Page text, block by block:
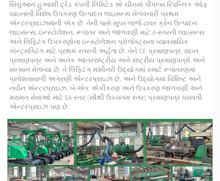
સિચુઆન હુઆશી ટ્રેડ કંપની લિમિટેડ એ ચીનમાં પીપલ્સ રિપબ્લિક ઓફ
ચાઇનાની વિશેષ ઉપકરણ ઉત્પાદન લાઇસન્સ મેળવનારી પ્રથમ
એન્ટરપ્રાઇઝમાંની એક છે. તેની પાસે સુપર-લાર્જ ટાવર ક્રેન ઉત્પાદન
લાઇસન્સ, ઇન્સ્ટોલેશન, રૂપાંતર અને જાળવણી માટે A-સ્તરની લાઇસન્સ
અને લિફ્ટિંગ ઉપકરણોના ઇન્સ્ટોલેશન પ્રોજેક્ટ્સના વ્યાવસાયિક
કોન્ટ્રાક્ટિંગ માટે પ્રથમ સ્તરની અર્હતા છે. તેને CE પ્રમાણપત્ર, રાઇન
પ્રમાણપત્ર અને અનેક આંતરરાષ્ટ્રીય અને રાષ્ટ્રીય પ્રમાણપત્રો અને
સન્માન મેળવ્યા છે. તે લિફ્ટિંગ મશીનરી ઉદ્યોગમાં સ્માર્ટ રૂપાંતરણમાં
પ્રવેશવાવાળી અગ્રણી એન્ટરપ્રાઇઝ છે, અને ઉદ્યોગમાં વિશિષ્ટ અને
નવીન એન્ટરપ્રાઇઝ, બે-એક એકીકરણ અને ઉપકરણ જાળવણી અને
મરામત સેવાઓ માટે 5A-સ્તર (સૌથી ઉચ્ચતમ સ્તર) પ્રમાણપત્ર ધરાવતી
એન્ટરપ્રાઇઝ પણ છે.